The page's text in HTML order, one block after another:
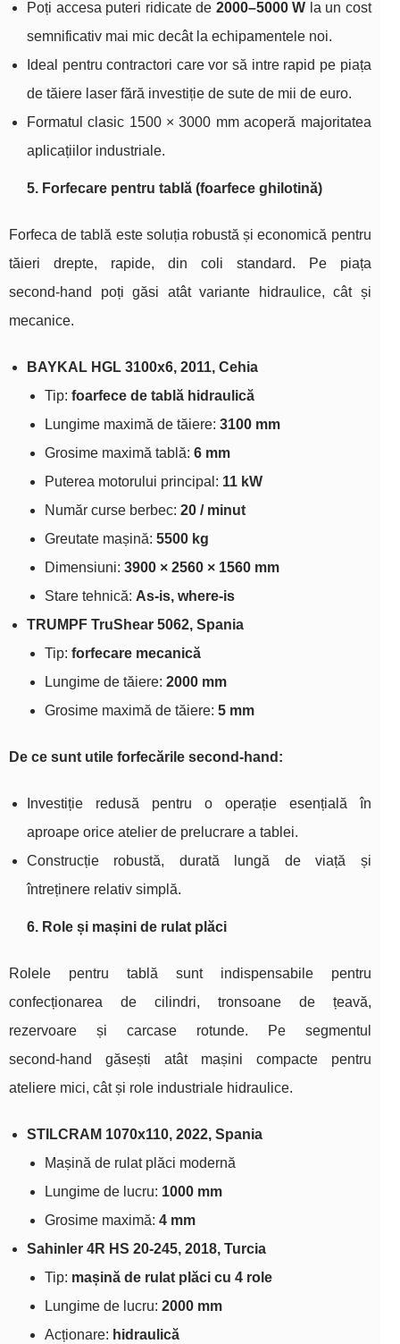
Poți accesa puteri ridicate de 2000–5000 W la un cost
semnificativ mai mic decât la echipamentele noi.
Ideal pentru contractori care vor să intre rapid pe piața
de tăiere laser fără investiție de sute de mii de euro.
Formatul clasic 1500 × 3000 mm acoperă majoritatea
aplicațiilor industriale.
5. Forfecare pentru tablă (foarfece ghilotină)
Forfeca de tablă este soluția robustă și economică pentru
tăieri drepte, rapide, din coli standard. Pe piața
second‑hand poți găsi atât variante hidraulice, cât și
mecanice.
BAYKAL HGL 3100x6, 2011, Cehia
Tip: foarfece de tablă hidraulică
Lungime maximă de tăiere: 3100 mm
Grosime maximă tablă: 6 mm
Puterea motorului principal: 11 kW
Număr curse berbec: 20 / minut
Greutate mașină: 5500 kg
Dimensiuni: 3900 × 2560 × 1560 mm
Stare tehnică: As‑is, where‑is
TRUMPF TruShear 5062, Spania
Tip: forfecare mecanică
Lungime de tăiere: 2000 mm
Grosime maximă de tăiere: 5 mm
De ce sunt utile forfecările second‑hand:
Investiție redusă pentru o operație esențială în
aproape orice atelier de prelucrare a tablei.
Construcție robustă, durată lungă de viață și
întreținere relativ simplă.
6. Role și mașini de rulat plăci
Rolele pentru tablă sunt indispensabile pentru
confecționarea de cilindri, tronsoane de țeavă,
rezervoare și carcase rotunde. Pe segmentul
second‑hand găsești atât mașini compacte pentru
ateliere mici, cât și role industriale hidraulice.
STILCRAM 1070x110, 2022, Spania
Mașină de rulat plăci modernă
Lungime de lucru: 1000 mm
Grosime maximă: 4 mm
Sahinler 4R HS 20‑245, 2018, Turcia
Tip: mașină de rulat plăci cu 4 role
Lungime de lucru: 2000 mm
Acționare: hidraulică